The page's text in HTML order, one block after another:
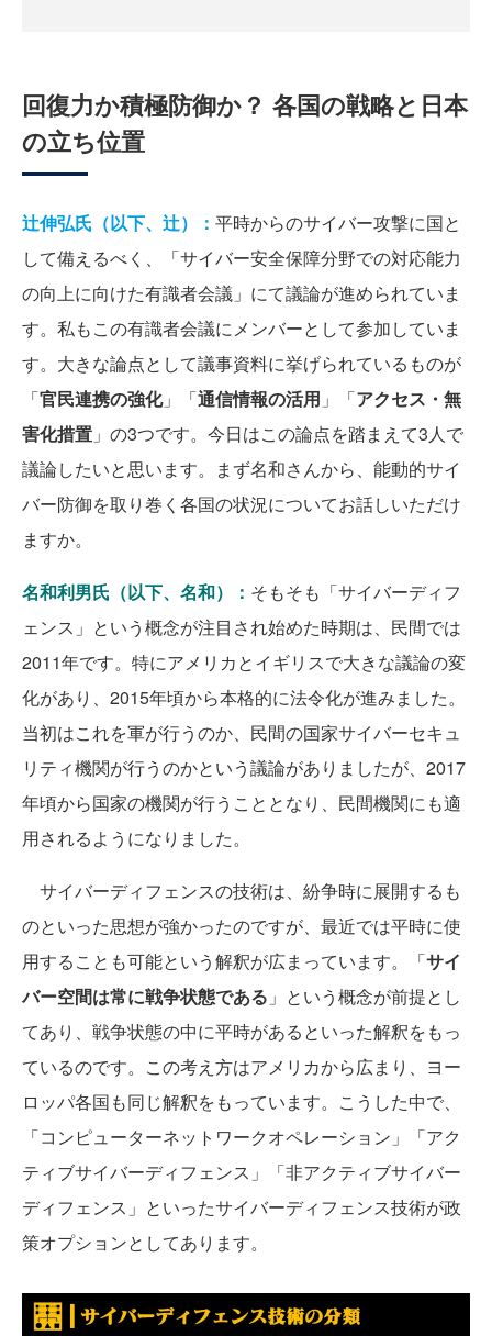
回復力か積極防御か？ 各国の戦略と日本
の立ち位置
辻伸弘氏（以下、辻）： 平時からのサイバー攻撃に国と
して備えるべく、「サイバー安全保障分野での対応能力
の向上に向けた有識者会議」にて議論が進められていま
す。私もこの有識者会議にメンバーとして参加していま
す。大きな論点として議事資料に挙げられているものが
「官民連携の強化」「通信情報の活用 」「アクセス・無
害化措置 」の3つです。今日はこの論点を踏まえて3人で
議論したいと思います。まず名和さんから、能動的サイ
バー防御を取り巻く各国の状況についてお話しいただけ
ますか。
名和利男氏（以下、名和）： そもそも「サイバーディフ
ェンス」という概念が注目され始めた時期は、民間では
2011年です。特にアメリカとイギリスで大きな議論の変
化があり、2015年頃から本格的に法令化が進みました。
当初はこれを軍が行うのか、民間の国家サイバーセキュ
リティ機関が行うのかという議論がありましたが、2017
年頃から国家の機関が行うこととなり、民間機関にも適
用されるようになりました。
サイバーディフェンスの技術は、紛争時に展開するも
のといった思想が強かったのですが、最近では平時に使
用することも可能という解釈が広まっています。「サイ
バー空間は常に戦争状態である 」という概念が前提とし
てあり、戦争状態の中に平時があるといった解釈をもっ
ているのです。この考え方はアメリカから広まり、ヨー
ロッパ各国も同じ解釈をもっています。こうした中で、
「コンピューターネットワークオペレーション」「アク
ティブサイバーディフェンス」「非アクティブサイバー
ディフェンス」といったサイバーディフェンス技術が政
策オプションとしてあります。